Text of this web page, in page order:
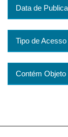
Data de
Tipo de Acesso
Contém Objeto